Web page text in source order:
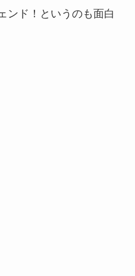
ンド！というのも面白